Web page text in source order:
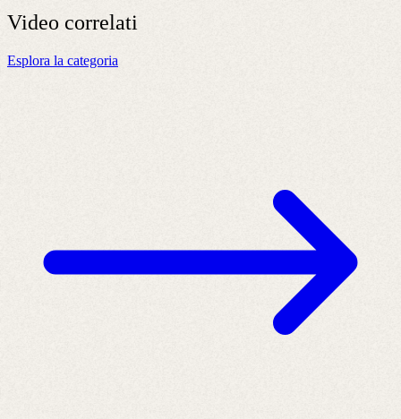
Video correlati
Esplora la categoria